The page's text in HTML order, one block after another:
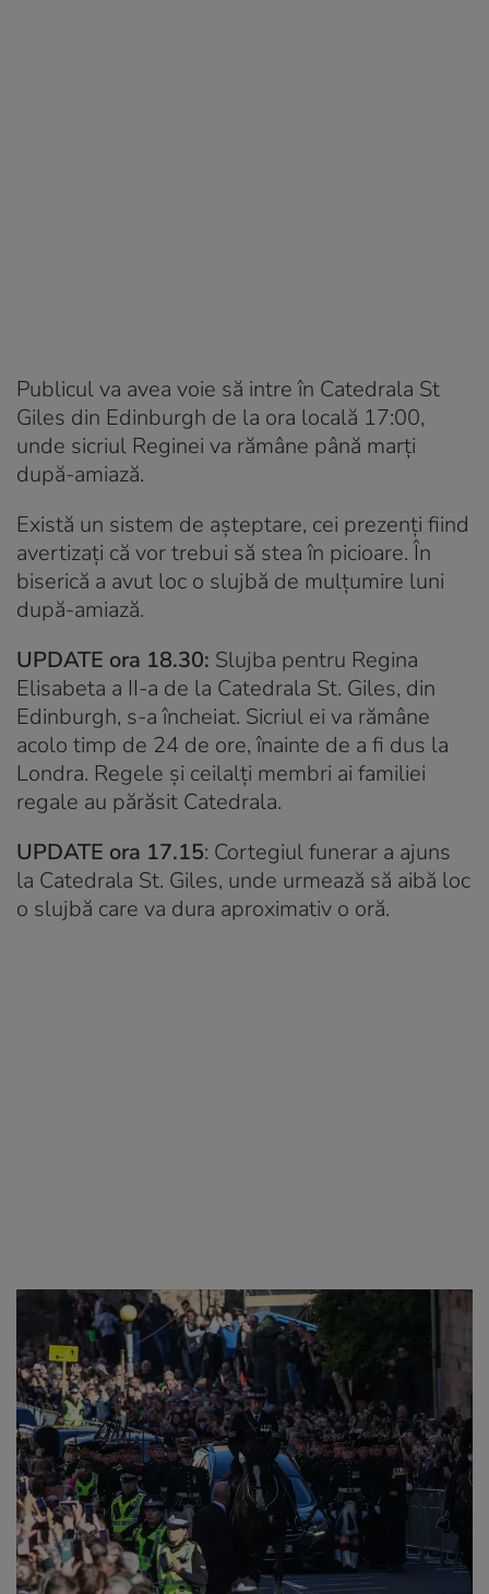
Publicul va avea voie să intre în Catedrala St
Giles din Edinburgh de la ora locală 17:00,
unde sicriul Reginei va rămâne până marți
după-amiază.
Există un sistem de așteptare, cei prezenți fiind
avertizați că vor trebui să stea în picioare. În
biserică a avut loc o slujbă de mulțumire luni
după-amiază.
UPDATE ora 18.30: Slujba pentru Regina
Elisabeta a II-a de la Catedrala St. Giles, din
Edinburgh, s-a încheiat. Sicriul ei va rămâne
acolo timp de 24 de ore, înainte de a fi dus la
Londra. Regele și ceilalți membri ai familiei
regale au părăsit Catedrala.
UPDATE ora 17.15: Cortegiul funerar a ajuns
la Catedrala St. Giles, unde urmează să aibă loc
o slujbă care va dura aproximativ o oră.